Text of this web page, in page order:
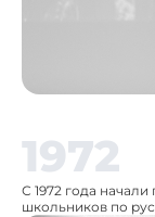
1972
С 1972 года
школьников по